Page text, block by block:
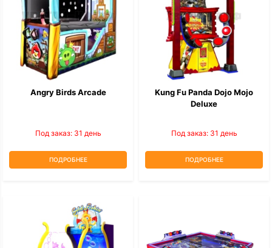
Angry Birds Arcade
Под заказ: 31 день
ПОДРОБНЕЕ
Kung Fu Panda Dojo Mojo
Deluxe
Под заказ: 31 день
ПОДРОБНЕЕ